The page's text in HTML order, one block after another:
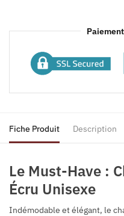
Fiche Produit Description
Le Must-Have :
Écru Unisexe
Indémodable et élégant, le